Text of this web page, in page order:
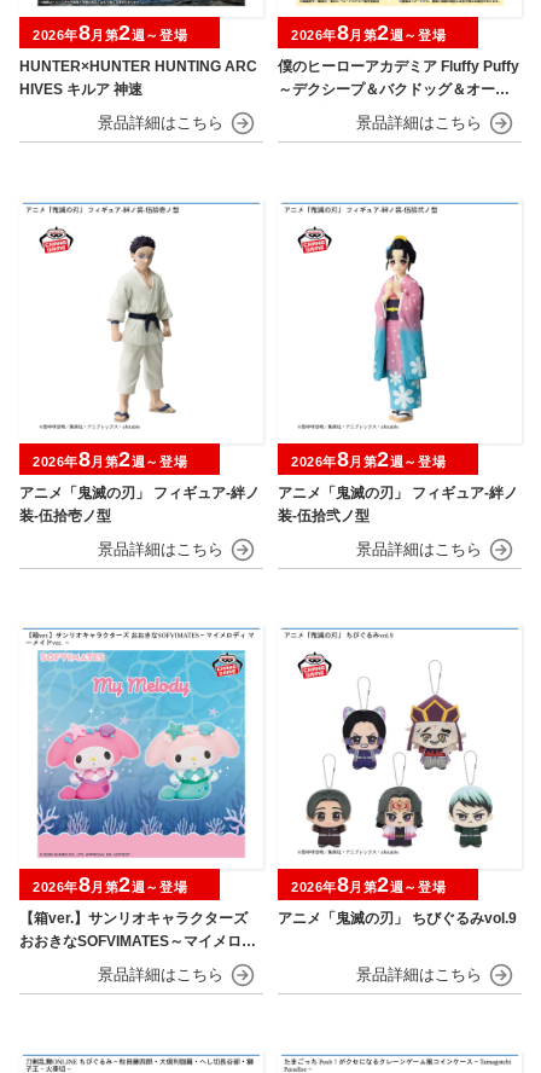
HUNTER×HUNTER HUNTING ARC
HIVES キルア 神速
2026年8月第2週～登場
僕のヒーローアカデミア Fluffy Puffy
～デクシープ＆バクドッグ＆オール
マイゴート～
2026年8月第2週～登場
アニメ「鬼滅の刃」 フィギュア-絆ノ
装-伍拾壱ノ型
2026年8月第2週～登場
アニメ「鬼滅の刃」 フィギュア-絆ノ
装-伍拾弐ノ型
2026年8月第2週～登場
【箱ver.】サンリオキャラクターズ
おおきなSOFVIMATES～マイメロデ
ィ マーメイドver. ～
2026年8月第2週～登場
アニメ「鬼滅の刃」 ちびぐるみvol.9
2026年8月第2週～登場